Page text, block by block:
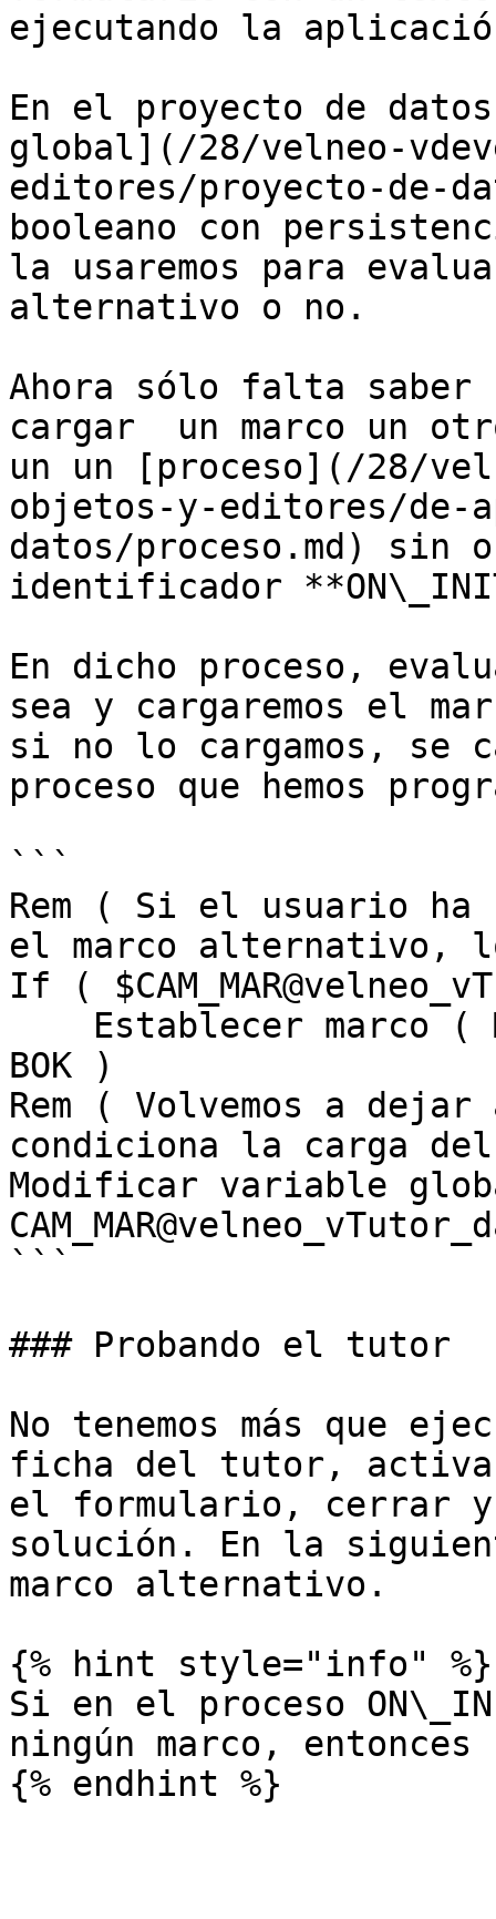
ejecutando la
En el proyecto de
global](/28/velneo-
editores/proyecto-de-
booleano con
la usaremos para
alternativo o no.
Ahora sólo falta saber
cargar  un marco un
un un [proceso](/28/
objetos-y-editores/de-
datos/proceso.md) sin
identificador
En dicho proceso,
sea y cargaremos el
si no lo cargamos, se
proceso que hemos
```
Rem ( Si el usuario ha
el marco alternativo,
If (
BOK )
Rem ( Volvemos a
condiciona la carga
Modificar variable
```
### Probando el tutor
No tenemos más que
ficha del tutor,
el formulario, cerrar
solución. En la
marco alternativo.
{% hint style="info" %}
Si en el proceso
ningún marco, entonces